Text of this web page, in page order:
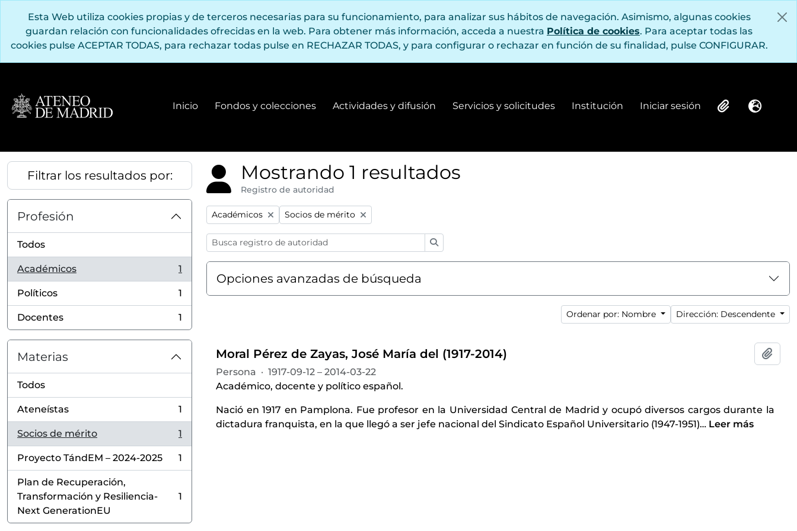
Esta Web utiliza cookies propias y de terceros necesarias para su funcionamiento, para analizar sus hábitos de navegación. Asimismo, algunas cookies
guardan relación con funcionalidades ofrecidas en la web. Para obtener más información, acceda a nuestra Política de cookies. Para aceptar todas las
cookies pulse ACEPTAR TODAS, para rechazar todas pulse en RECHAZAR TODAS, y para configurar o rechazar en función de su finalidad, pulse CONFIGURAR.
Inicio Fondos y colecciones
Fondos y colecciones
Actividades y difusión
Actividades y difusión
Servicios y solicitudes Institución
Institución
Iniciar sesión
Iniciar sesión ClipboardIdioma
Filtrar los resultados por:
Profesión
Todos
Académicos
, 1 resultados
1
Políticos
, 1 resultados
1
Docentes
, 1 resultados
1
Materias
Todos
Ateneístas
, 1 resultados
1
Socios de mérito
, 1 resultados
1
Proyecto TándEM – 2024-2025
, 1 resultados
1
Plan de Recuperación,
Transformación y Resiliencia-
Next GenerationEU
, 1 resultados
1
Mostrando 1 resultados
Registro de autoridad
Remove filter:
Académicos Remove filter:
Socios de mérito
Opciones avanzadas de búsqueda
Ordenar por: Nombre Dirección: Descendente
Moral Pérez de Zayas, José María del (1917-2014)
Persona · 1917-09-12 – 2014-03-22
Académico, docente y político español.
Nació en 1917 en Pamplona. Fue profesor en la Universidad Central de Madrid y ocupó diversos cargos durante la
dictadura franquista, en la que llegó a ser jefe nacional del Sindicato Español Universitario (1947-1951)… Leer más